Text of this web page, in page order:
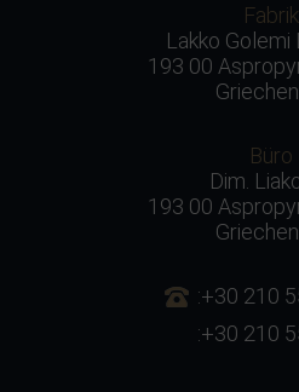
Fabrik
Lakko Golemi
193 00
Büro
Dim.
193 00
:+30 210
:+30 210